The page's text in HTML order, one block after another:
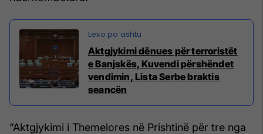
​Aktgjykimi dënues për terroristët
e Banjskës, Kuvendi përshëndet
vendimin, Lista Serbe braktis
seancën
“Aktgjykimi i Themelores në Prishtinë për tre nga